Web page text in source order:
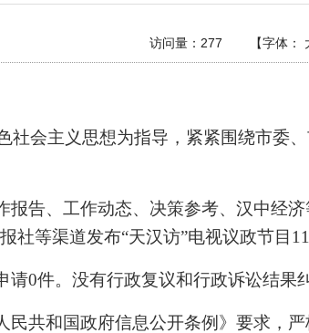
访问量： 277 【字体：
社会主义思想为指导，紧紧围绕市委
报告、工作动态、决策参考、汉中经
社等渠道发布“天汉访”电视议政节目 1 1
请0件。没有行政复议和行政诉讼结果
民共和国政府信息公开条例》要求，